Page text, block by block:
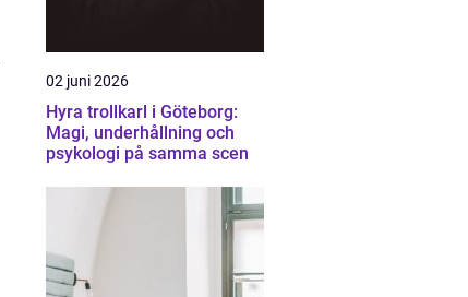
02 juni 2026
Hyra trollkarl i Göteborg:
Magi, underhållning och
psykologi på samma scen